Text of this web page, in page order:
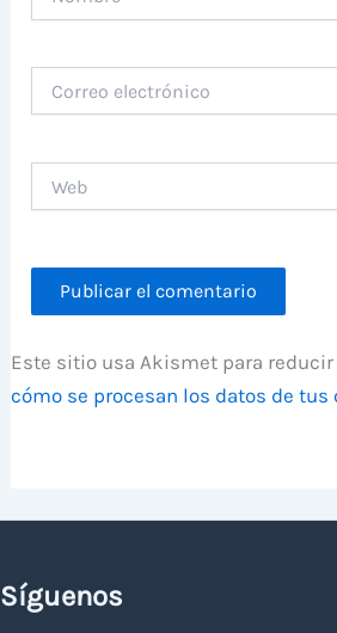
electrónico
Este sitio usa Akismet para
cómo se procesan los datos de tus
Síguenos